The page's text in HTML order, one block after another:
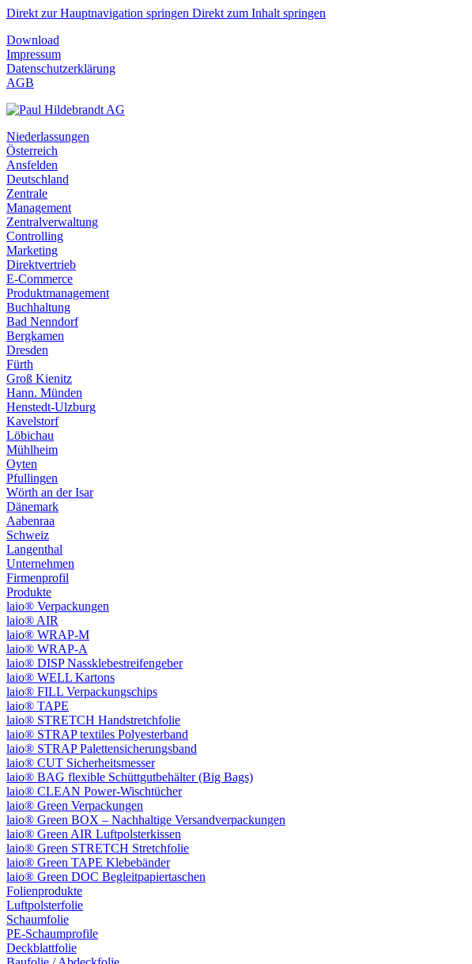
Direkt zur Hauptnavigation springen Direkt zum Inhalt springen
Download
Impressum
Datenschutzerklärung
AGB
Niederlassungen
Österreich
Ansfelden
Deutschland
Zentrale
Management
Zentralverwaltung
Controlling
Marketing
Direktvertrieb
E-Commerce
Produktmanagement
Buchhaltung
Bad Nenndorf
Bergkamen
Dresden
Fürth
Groß Kienitz
Hann. Münden
Henstedt-Ulzburg
Kavelstorf
Löbichau
Mühlheim
Oyten
Pfullingen
Wörth an der Isar
Dänemark
Aabenraa
Schweiz
Langenthal
Unternehmen
Firmenprofil
Produkte
laio® Verpackungen
laio® AIR
laio® WRAP-M
laio® WRAP-A
laio® DISP Nassklebestreifengeber
laio® WELL Kartons
laio® FILL Verpackungschips
laio® TAPE
laio® STRETCH Handstretchfolie
laio® STRAP textiles Polyesterband
laio® STRAP Palettensicherungsband
laio® CUT Sicherheitsmesser
laio® BAG flexible Schüttgutbehälter (Big Bags)
laio® CLEAN Power-Wischtücher
laio® Green Verpackungen
laio® Green BOX – Nachhaltige Versandverpackungen
laio® Green AIR Luftpolsterkissen
laio® Green STRETCH Stretchfolie
laio® Green TAPE Klebebänder
laio® Green DOC Begleitpapiertaschen
Folienprodukte
Luftpolsterfolie
Schaumfolie
PE-Schaumprofile
Deckblattfolie